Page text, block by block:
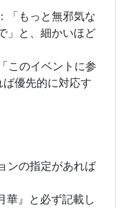
「もっと無邪気な
」と、細かいほど
このイベントに参
優先的に対応す
ンの指定があれば
華』と必ず記載し